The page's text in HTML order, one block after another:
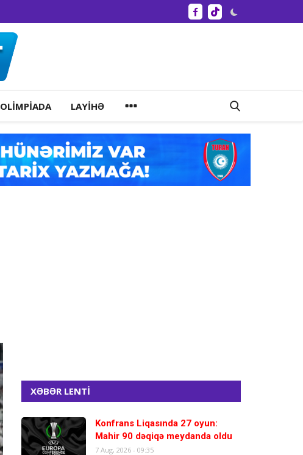
OLIMPIADA LAYIHƏ
XƏBƏR LENTİ
Konfrans Liqasında 27 oyun:
Mahir 90 dəqiqə meydanda oldu
7 Aug, 2026 - 09:35